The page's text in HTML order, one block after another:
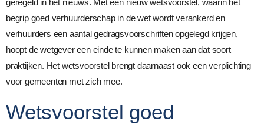
begrip goed verhuurderschap in de wet wordt verankerd en
verhuurders een aantal gedragsvoorschriften opgelegd krijgen,
hoopt de wetgever een einde te kunnen maken aan dat soort
praktijken. Het wetsvoorstel brengt daarnaast ook een verplichting
voor gemeenten met zich mee.
Wetsvoorstel goed